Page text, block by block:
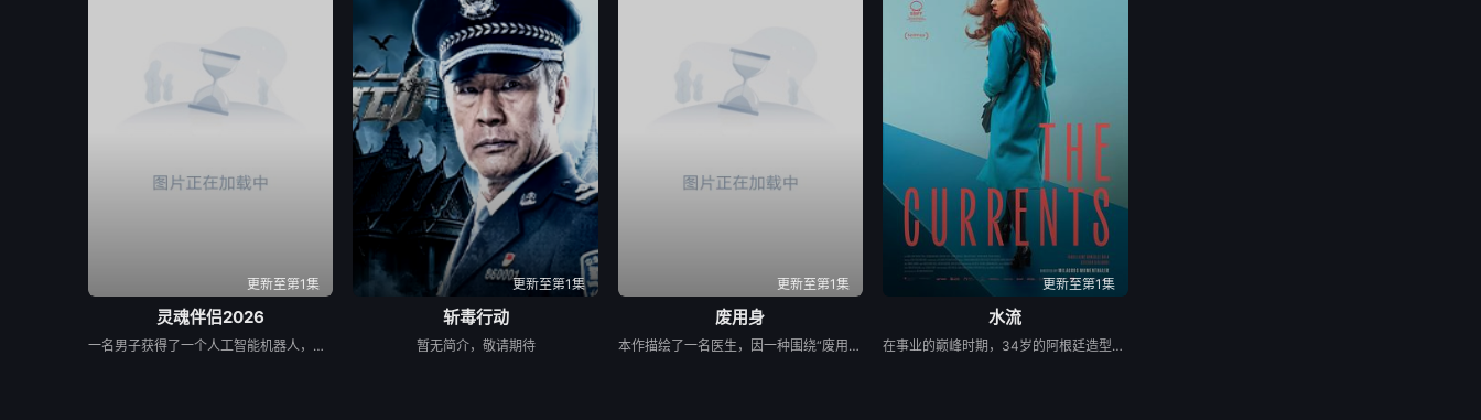
更新至第1集
灵魂伴侣2026
一名男子获得了一个人工智能机器人，以应对刚刚去世的妻子的去世。 为了创造一个真正有知觉的伴侣，他无意中把一个无害的爱情机器人变成了一个致命的灵魂伴侣。
更新至第1集
斩毒行动
暂无简介，敬请期待
更新至第1集
废用身
本作描绘了一名医生，因一种围绕“废用身”——因瘫痪等原因已无恢复可能的四肢——的治疗方法，而一步步踏入在追求理想的理性与疯狂之间摇摆的危险领域。在某座城镇的日间照护中心里，一种突破性的疗法在老年人之间悄然流传：对患者进行废用身切除后，不仅“身体和心情都变轻松了”，甚至“原本严厉的性格也变得温和”，出现了看似积极的副作用。听闻此事的编辑矢仓察觉到其可能为老年医疗带来革命性变革，遂向开发该疗法的院长漆原提出出书邀约。然而，关于该照护中心的内部举报被泄露至周刊杂志，加之患者家中发生的一起事件，事态骤然逆转，真相逐渐陷入黑暗。 本片改编自久坂部羊的同名原著小说。
更新至第1集
水流
在事业的巅峰时期，34岁的阿根廷造型师丽娜在瑞士的一场颁奖典礼后，被一种突如其来的冲动驱使。回到布宜诺斯艾利斯后，她什么也没说，但她内心深处似乎发生了某种变化——这种变化是安静且无形的，它悄然地解开了她以为自己早已抛在脑后的过去。